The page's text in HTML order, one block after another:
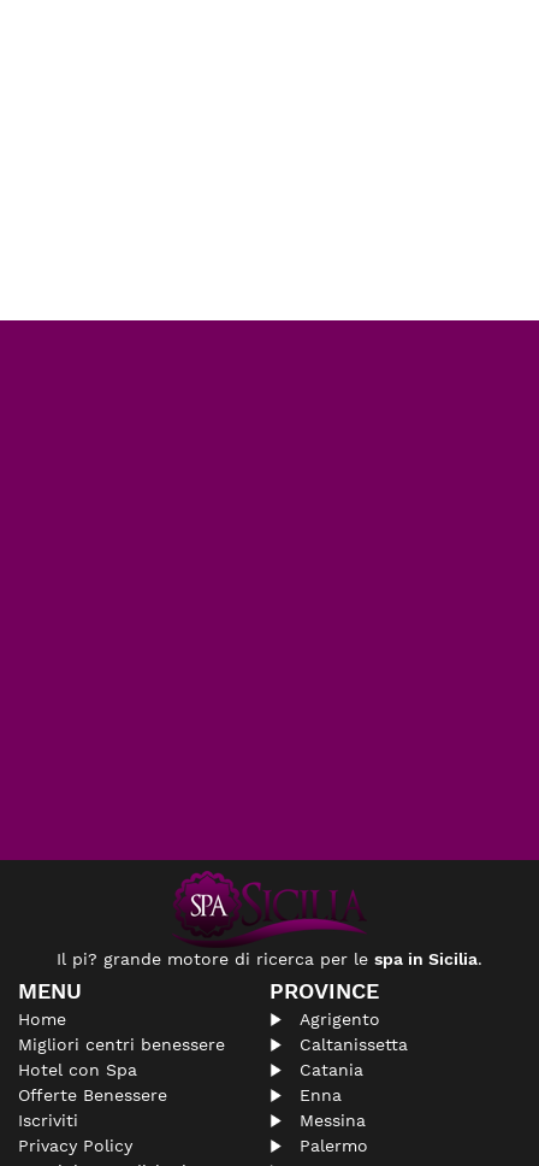
Il pi? grande motore di ricerca per le spa in Sicilia.
MENU
Home
Migliori centri benessere
Hotel con Spa
Offerte Benessere
Iscriviti
Privacy Policy
PROVINCE
Agrigento
Caltanissetta
Catania
Enna
Messina
Palermo